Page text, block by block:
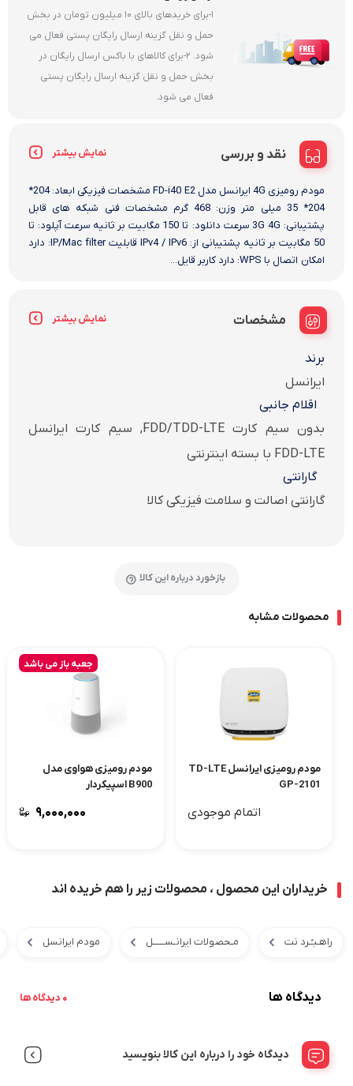
1-برای خریدهای بالای 10 میلیون تومان در بخش
حمل و نقل گزینه ارسال رایگان پستی فعال می
شود. 2-برای کالاهای با باکس ارسال رایگان در
بخش حمل و نقل گزینه ارسال رایگان پستی
فعال می شود.
نقد و بررسی نمایش بیشتر
مودم رومیزی 4G ایرانسل مدل FD-i40 E2 مشخصات فیزیکی ابعاد: 204*
204* 35 میلی متر وزن: 468 گرم مشخصات فنی شبکه های قابل
پشتیبانی: 3G 4G سرعت دانلود: تا 150 مگابیت بر ثانیه سرعت آپلود: تا
50 مگابیت بر ثانیه پشتیبانی از: IPv4 / IPv6 قابلیت IP/Mac filter: دارد
امکان اتصال با WPS: دارد کاربر قایل...
مشخصات نمایش بیشتر
برند
ایرانسل
اقلام جانبی
بدون سیم کارت FDD/TDD-LTE, سیم کارت ایرانسل
FDD-LTE با بسته اینترنتی
گارانتی
گارانتی اصالت و سلامت فیزیکی کالا
بازخورد درباره این کالا
محصولات مشابه
مودم رومیزی ایرانسل TD-LTE
GP-2101
اتمام موجودی
جعبه باز می باشد
مودم رومیزی هواوی مدل
B900 اسپیکردار
۹,۰۰۰,۰۰۰
خریداران این محصول ، محصولات زیر را هم خریده اند
راهـبـُـرد نت مـحصولات ایرانـســـــل مودم ایرانسل
دیدگاه ها 0 دیدگاه ها
دیدگاه خود را درباره این کالا بنویسید